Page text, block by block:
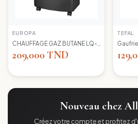
EUROPA
209,000 TND
TEFAL
Nouveau chez
Créez votre compte et profitez